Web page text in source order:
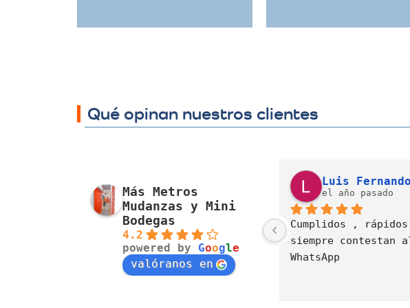
Qué opinan nuestros clientes
Más Metros
Mudanzas y Mini
Bodegas
4.2
powered by Google
valóranos en
el año pasado
Excelente servicio,
cumplimiento,
disposición  y cuidado
el año pasado